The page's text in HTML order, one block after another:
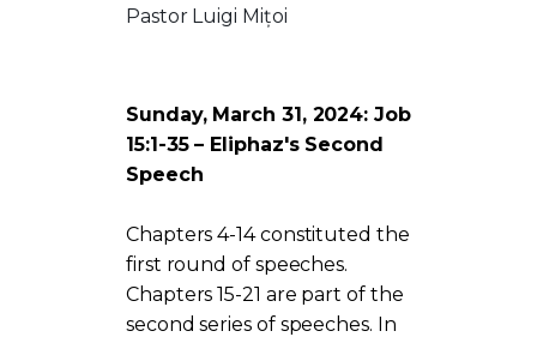
Pastor Luigi Mițoi
Sunday, March 31, 2024: Job
15:1-35 – Eliphaz's Second
Speech
Chapters 4-14 constituted the
first round of speeches.
Chapters 15-21 are part of the
second series of speeches. In